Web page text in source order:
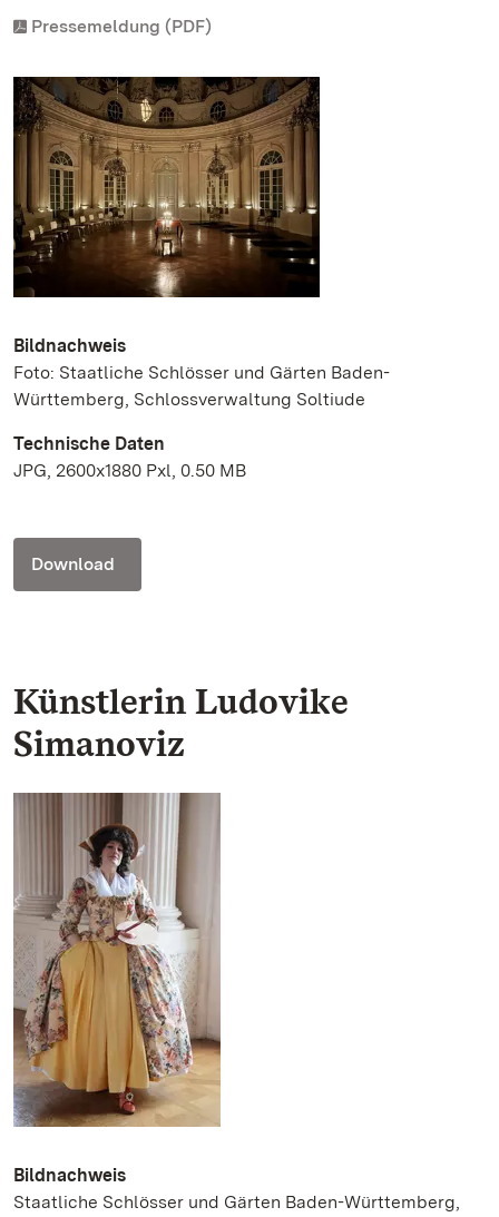
Pressemeldung (PDF)
Bildnachweis
Foto: Staatliche Schlösser und Gärten Baden-
Württemberg, Schlossverwaltung Soltiude
Technische Daten
JPG, 2600x1880 Pxl, 0.50 MB
Download
Künstlerin Ludovike
Simanoviz
Bildnachweis
Staatliche Schlösser und Gärten Baden-Württemberg,